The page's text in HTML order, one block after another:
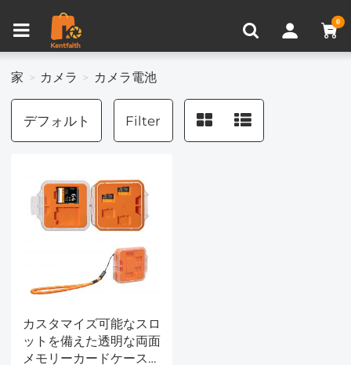
0
家 カメラ カメラ電池
デフォルト Filter
カスタマイズ可能なスロ
ットを備えた透明な両面
メモリーカードケース、